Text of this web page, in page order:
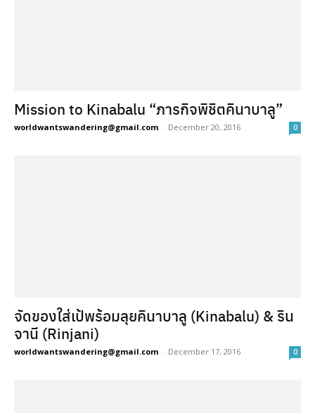
Mission to Kinabalu “ภารกิจพิชิตคินาบาลู”
worldwantswandering@gmail.com - December 20, 2016 0
จัดของใส่เป้พร้อมลุยคินาบาลู (Kinabalu) & ริน
จานี (Rinjani)
worldwantswandering@gmail.com - December 17, 2016 0